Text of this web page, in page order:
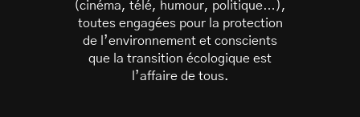
(cinéma, télé, humour, politique…),
toutes engagées pour la protection
de l’environnement et conscients
que la transition écologique est
l’affaire de tous.
S’abonner à la newsletter